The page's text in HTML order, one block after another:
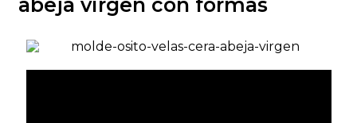
abeja virgen con formas